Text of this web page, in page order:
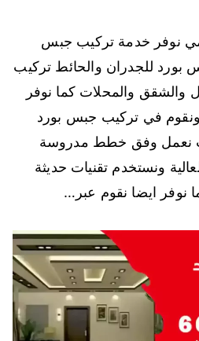
نوفر خدمة تركيب جبس
للجدران والحائط تركيب
والشقق والمحلات كما نوفر
ونقوم في تركيب جبس بورد
نعمل وفق خطط مدروسة
ونستخدم تقنيات حديثة
ايضا نقوم عبر…